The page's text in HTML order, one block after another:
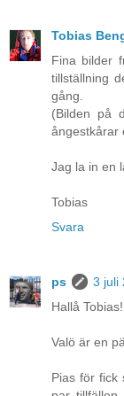
Tobias
Fina bilder
tillställning
gång.
(Bilden på
ångestkårar
Jag la in en
Tobias
Svara
ps
3 juli
Hallå Tobias!
Valö är en
Pias för fick